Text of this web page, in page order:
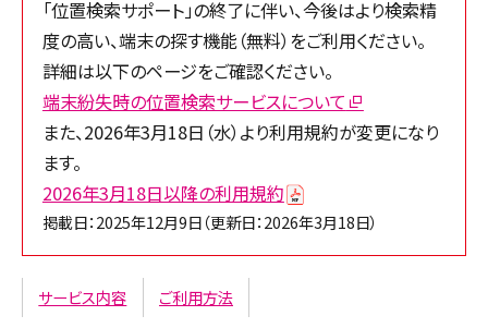
「位置検索サポート」の終了に伴い、今後はより検索精
度の高い、端末の探す機能（無料）をご利用ください。
詳細は以下のページをご確認ください。
端末紛失時の位置検索サービスについて
また、2026年3月18日（水）より利用規約が変更になり
ます。
2026年3月18日以降の利用規約
掲載日：2025年12月9日（更新日：2026年3月18日）
サービス内容 ご利用方法